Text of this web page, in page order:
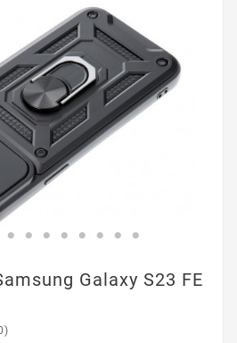
Galaxy S23 FE